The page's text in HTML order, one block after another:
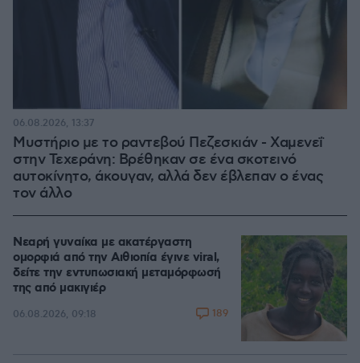
Μυστήριο με το ραντεβού Πεζεσκιάν - Χαμενεΐ
στην Τεχεράνη: Βρέθηκαν σε ένα σκοτεινό
αυτοκίνητο, άκουγαν, αλλά δεν έβλεπαν ο ένας
τον άλλο
06.08.2026, 13:37
Νεαρή γυναίκα με ακατέργαστη
ομορφιά από την Αιθιοπία έγινε viral,
δείτε την εντυπωσιακή μεταμόρφωσή
της από μακιγιέρ
06.08.2026, 09:18 189